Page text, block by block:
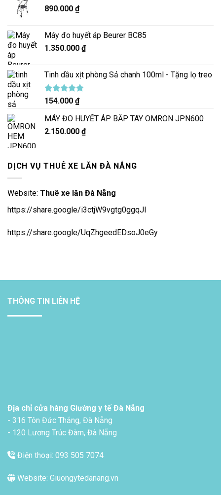
890.000 ₫
Máy đo huyết áp Beurer BC85
1.350.000 ₫
Tinh dầu xịt phòng Sả chanh 100ml - Tặng lọ treo
Được xếp
5.00
5 sao
154.000 ₫
MÁY ĐO HUYẾT ÁP BẮP TAY OMRON JPN600
2.150.000 ₫
DỊCH VỤ THUÊ XE LĂN ĐÀ NẴNG
Website: Thuê xe lăn Đà Nẵng
https://share.google/i3ctjW9vgtg0ggqJl
https://share.google/UqZhgeedEDsoJ0eGy
THÔNG TIN LIÊN HỆ
Địa chỉ cửa hàng Giường y tế Đà Nẵng
- 316 Tôn Đức Thắng, Đà Nẵng
- 120 Lương Trúc Đàm, Đà Nẵng
Điện thoại: 093 505 7074
Website: Giuongytedanang.vn